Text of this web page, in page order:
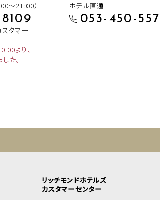
～21:00）
スタマー
より、
た。
ホテル直通
053-450-
リッチモンドホテルズ
カスタマーセンター